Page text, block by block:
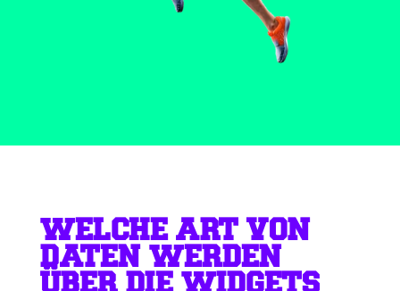
WELCHE ART VON
DATEN WERDEN
ÜBER DIE WIDGETS